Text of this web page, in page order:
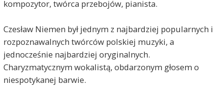
kompozytor, twórca przebojów, pianista.
Czesław Niemen był jednym z najbardziej popularnych i
rozpoznawalnych twórców polskiej muzyki, a
jednocześnie najbardziej oryginalnych.
Charyzmatycznym wokalistą, obdarzonym głosem o
niespotykanej barwie.